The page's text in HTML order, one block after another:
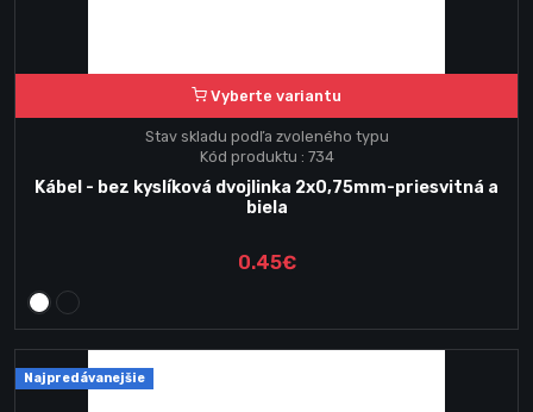
Vyberte variantu
Stav skladu podľa zvoleného typu
Kód produktu : 734
Kábel - bez kyslíková dvojlinka 2x0,75mm-priesvitná a
biela
0.45€
Najpredávanejšie